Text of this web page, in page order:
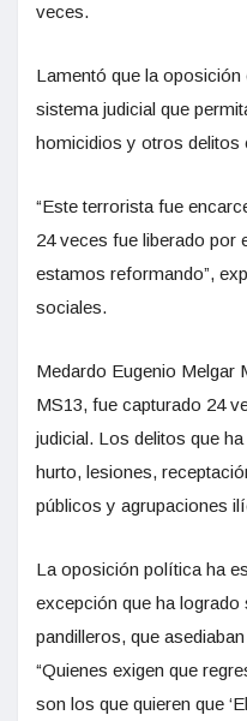
veces.
Lamentó que la oposición
sistema judicial que
homicidios y otros delitos
“Este terrorista fue
24 veces fue liberado por
estamos reformando”,
sociales.
Medardo Eugenio Melgar
MS13, fue capturado 24
judicial. Los delitos que
hurto, lesiones,
públicos y agrupaciones
La oposición política ha
excepción que ha
pandilleros, que
“Quienes exigen que
son los que quieren que